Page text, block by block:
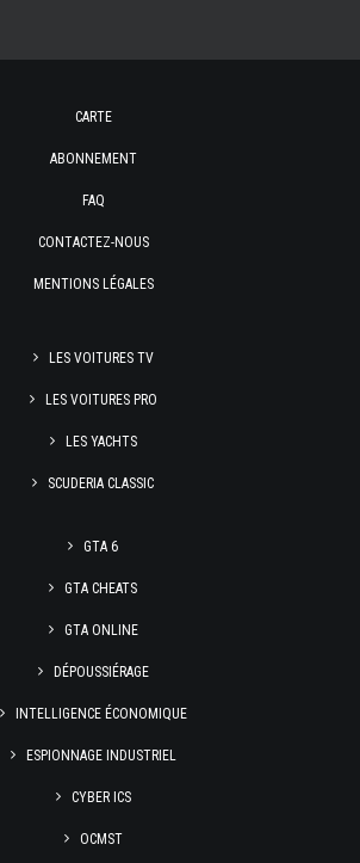
CARTE
ABONNEMENT
FAQ
CONTACTEZ-NOUS
MENTIONS LÉGALES
LES VOITURES TV
LES VOITURES PRO
LES YACHTS
SCUDERIA CLASSIC
GTA 6
GTA CHEATS
GTA ONLINE
DÉPOUSSIÉRAGE
INTELLIGENCE ÉCONOMIQUE
ESPIONNAGE INDUSTRIEL
CYBER ICS
OCMST